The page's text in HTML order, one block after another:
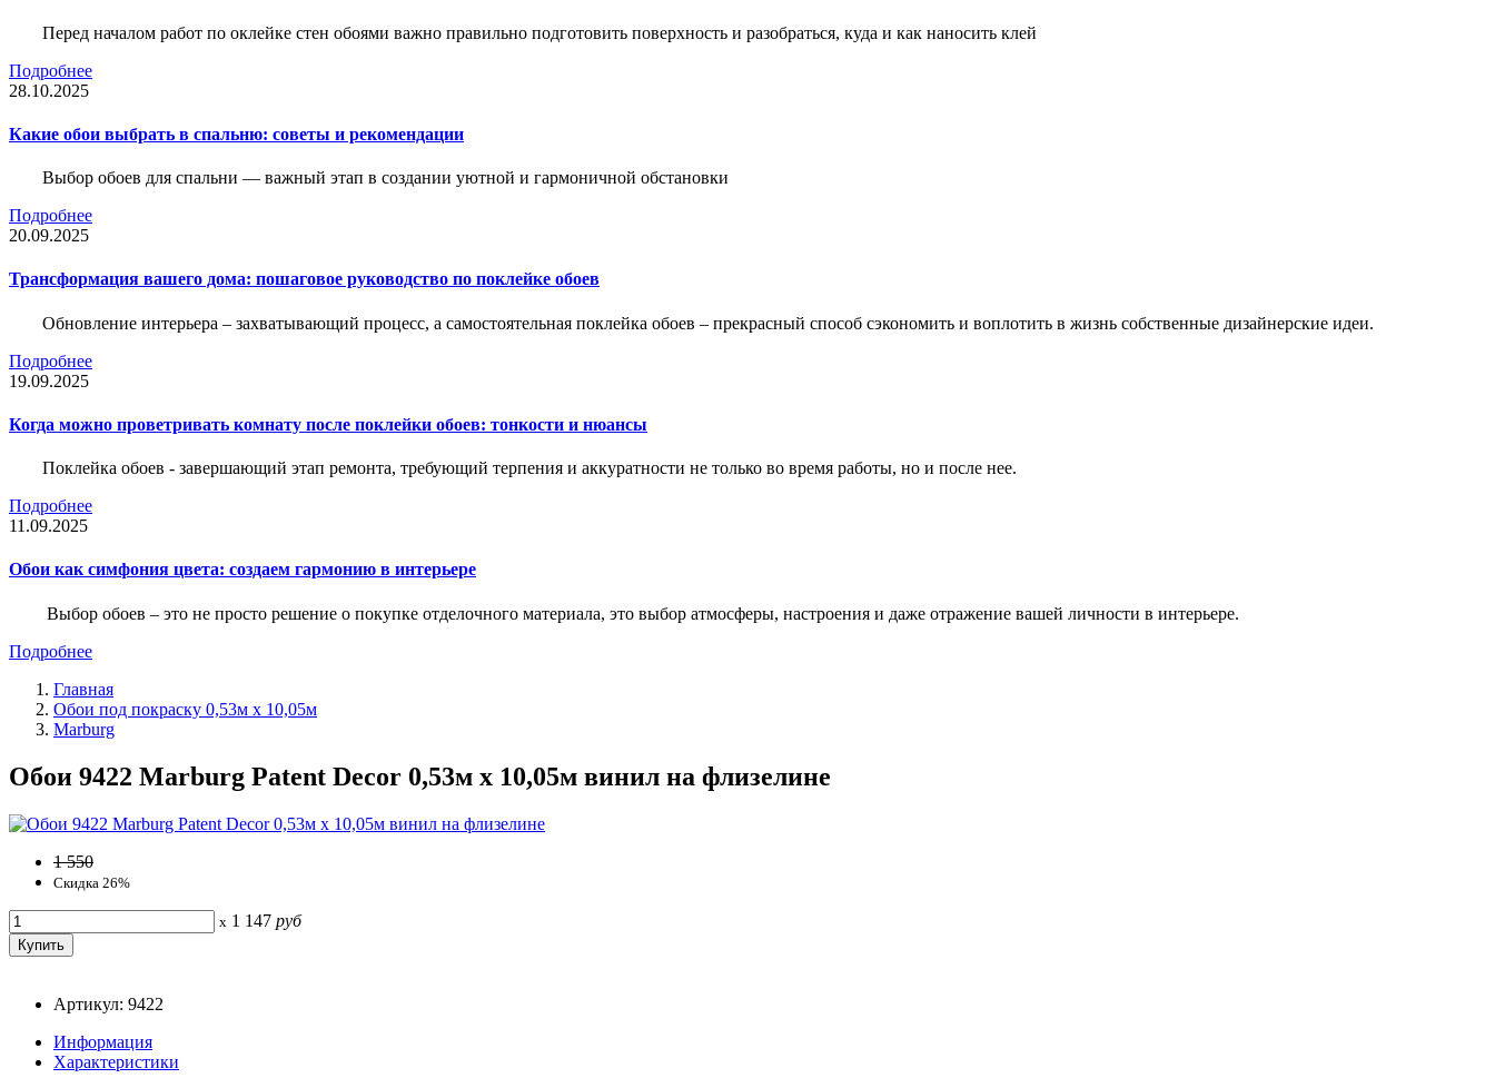
Перед началом работ по оклейке стен обоями важно правильно подготовить поверхность и разобраться, куда и как наносить клей
Подробнее
28.10.2025
Какие обои выбрать в спальню: советы и рекомендации
Выбор обоев для спальни — важный этап в создании уютной и гармоничной обстановки
Подробнее
20.09.2025
Трансформация вашего дома: пошаговое руководство по поклейке обоев
Обновление интерьера – захватывающий процесс, а самостоятельная поклейка обоев – прекрасный способ сэкономить и воплотить в жизнь собственные дизайнерские идеи.
Подробнее
19.09.2025
Когда можно проветривать комнату после поклейки обоев: тонкости и нюансы
Поклейка обоев - завершающий этап ремонта, требующий терпения и аккуратности не только во время работы, но и после нее.
Подробнее
11.09.2025
Обои как симфония цвета: создаем гармонию в интерьере
Выбор обоев – это не просто решение о покупке отделочного материала, это выбор атмосферы, настроения и даже отражение вашей личности в интерьере.
Подробнее
Главная
Обои под покраску 0,53м x 10,05м
Marburg
Обои 9422 Marburg Patent Decor 0,53м x 10,05м винил на флизелине
1 550
Скидка 26%
x 1 147 руб
Артикул: 9422
Информация
Характеристики